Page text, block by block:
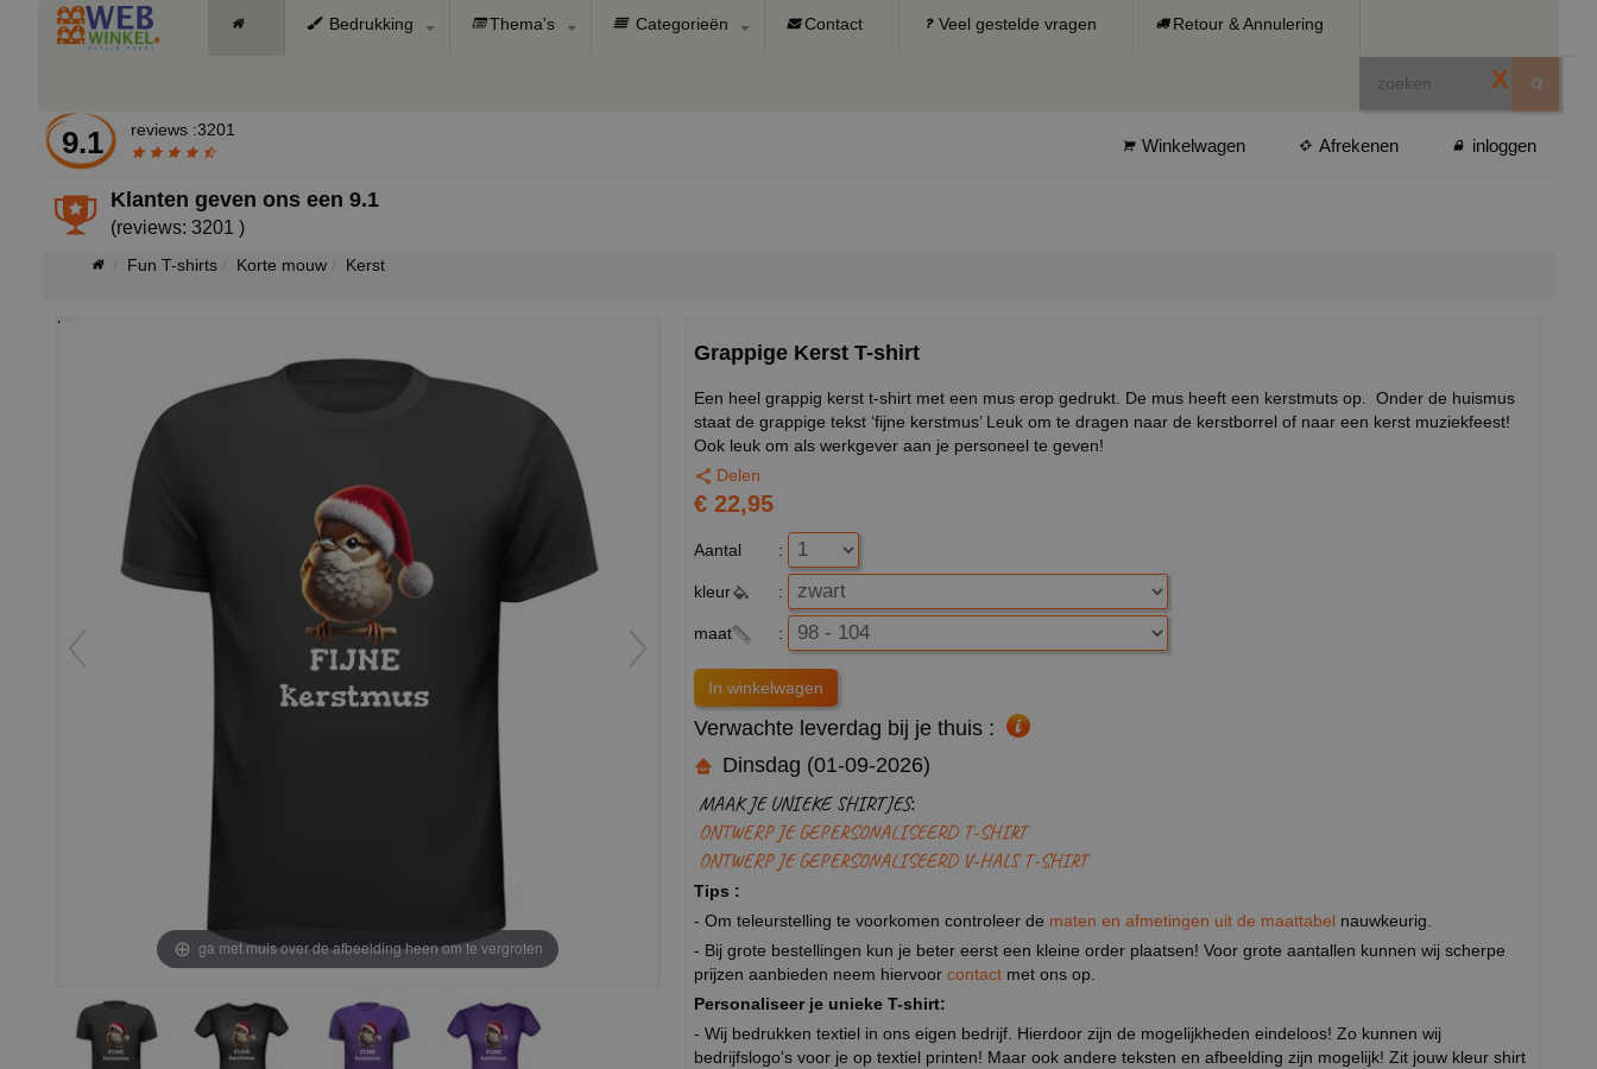
Bedrukking Thema's Categorieën Contact Veel gestelde vragen Retour & Annulering
X
9.1 reviews :3201
Winkelwagen Afrekenen inloggen
Klanten geven ons een9.1
(reviews: 3201 )
Fun T-shirts Korte mouw Kerst
ga met muis over de afbeelding heen om te vergroten
Grappige Kerst T-shirt
Een heel grappig kerst t-shirt met een mus erop gedrukt. De mus heeft een kerstmuts op. Onder de huismus
staat de grappige tekst ‘fijne kerstmus’ Leuk om te dragen naar de kerstborrel of naar een kerst muziekfeest!
Ook leuk om als werkgever aan je personeel te geven!
Delen
€ 22,95
Aantal :
kleur :
maat :
Verwachte leverdag bij je thuis :
Dinsdag (01-09-2026)
MAAK JE UNIEKE SHIRTJES:
ONTWERP JE GEPERSONALISEERD T-SHIRT
ONTWERP JE GEPERSONALISEERD V-HALS T-SHIRT
Tips :
- Om teleurstelling te voorkomen controleer de maten en afmetingen uit de maattabel nauwkeurig.
- Bij grote bestellingen kun je beter eerst een kleine order plaatsen! Voor grote aantallen kunnen wij scherpe
prijzen aanbieden neem hiervoor contact met ons op.
Personaliseer je unieke T-shirt:
- Wij bedrukken textiel in ons eigen bedrijf. Hierdoor zijn de mogelijkheden eindeloos! Zo kunnen wij
bedrijfslogo's voor je op textiel printen! Maar ook andere teksten en afbeelding zijn mogelijk! Zit jouw kleur shirt